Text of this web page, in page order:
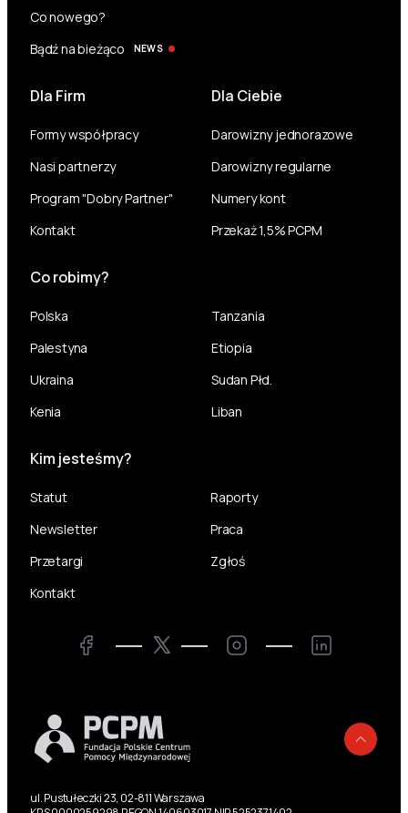
Co nowego?
Bądź na bieżąco
NEWS
Dla Firm
Formy współpracy
Nasi partnerzy
Program "Dobry Partner"
Kontakt
Dla Ciebie
Darowizny jednorazowe
Darowizny regularne
Numery kont
Przekaż 1,5% PCPM
Co robimy?
Polska
Palestyna
Ukraina
Kenia
Tanzania
Etiopia
Sudan Płd.
Liban
Kim jesteśmy?
Statut
Raporty
Newsletter
Praca
Przetargi
Zgłoś
Kontakt
Facebook Twitter Instagram LinkedIn
ul. Pustułeczki 23, 02-811 Warszawa